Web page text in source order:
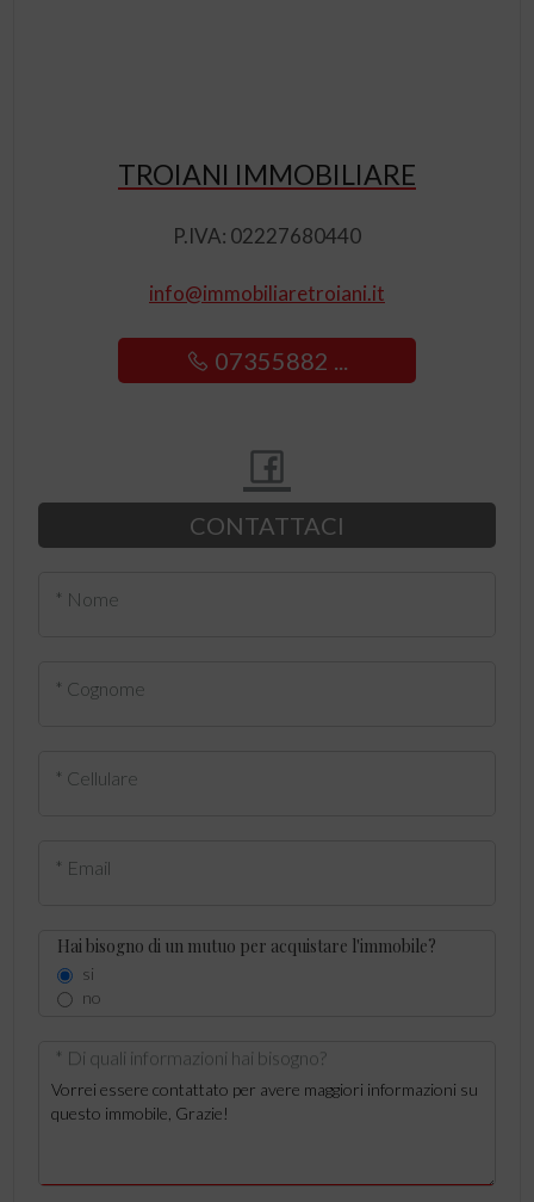
TROIANI IMMOBILIARE
P.IVA: 02227680440
info@immobiliaretroiani.it
07355882 ...
CONTATTACI
* Nome
* Cognome
* Cellulare
* Email
Hai bisogno di un mutuo per acquistare l'immobile?
si
no
* Di quali informazioni hai bisogno?